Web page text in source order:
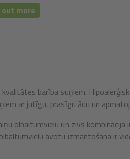
out more
barība suņiem.
ar jutīgu, prasīgu ādu un
olbaltumvielu un zivs
avotu izmantošana ir